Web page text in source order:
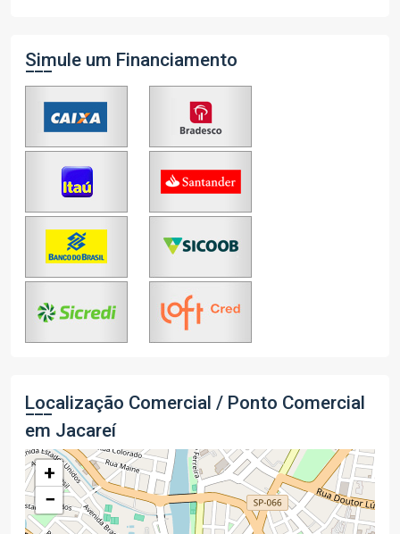
Simule um Financiamento
Localização Comercial / Ponto Comercial
em Jacareí
+
−